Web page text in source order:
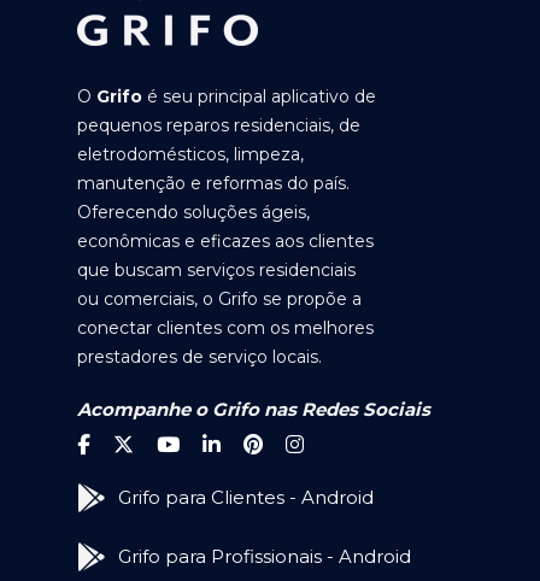
O Grifo é seu principal aplicativo de
pequenos reparos residenciais, de
eletrodomésticos, limpeza,
manutenção e reformas do país.
Oferecendo soluções ágeis,
econômicas e eficazes aos clientes
que buscam serviços residenciais
ou comerciais, o Grifo se propõe a
conectar clientes com os melhores
prestadores de serviço locais.
Acompanhe o Grifo nas Redes Sociais
Grifo para Clientes - Android
Grifo para Profissionais - Android